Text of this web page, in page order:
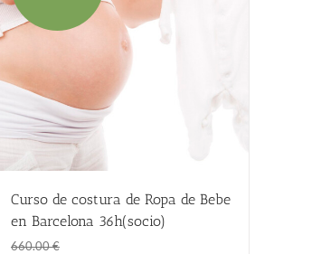
Curso de costura de Ropa de Bebe
en Barcelona 36h(socio)
660.00€